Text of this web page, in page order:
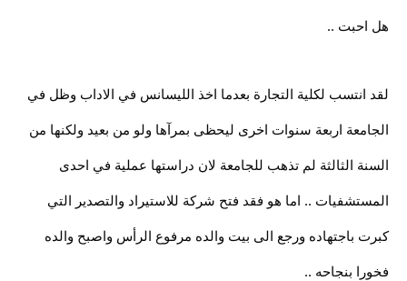
هل احبت ..
لقد انتسب لكلية التجارة بعدما اخذ الليسانس في الاداب وظل في
الجامعة اربعة سنوات اخرى ليحظى بمرآها ولو من بعيد ولكنها من
السنة الثالثة لم تذهب للجامعة لان دراستها عملية في احدى
المستشفيات .. اما هو فقد فتح شركة للاستيراد والتصدير التي
كبرت باجتهاده ورجع الى بيت والده مرفوع الرأس واصبح والده
فخورا بنجاحه ..